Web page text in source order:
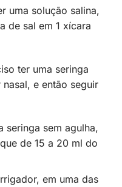
uma solução salina,
de sal em 1 xícara
ter uma seringa
e então seguir
seringa sem agulha,
de 15 a 20 ml do
em uma das